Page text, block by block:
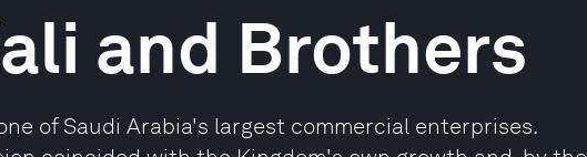
and Brothers
of Saudi Arabia's largest commercial enterprises.